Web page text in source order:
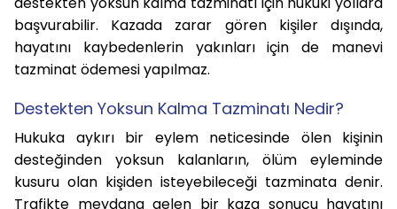
başvurabilir. Kazada zarar gören kişiler dışında,
hayatını kaybedenlerin yakınları için de manevi
tazminat ödemesi yapılmaz.
Destekten Yoksun Kalma Tazminatı Nedir?
Hukuka aykırı bir eylem neticesinde ölen kişinin
desteğinden yoksun kalanların, ölüm eyleminde
kusuru olan kişiden isteyebileceği tazminata denir.
Trafikte meydana gelen bir kaza sonucu hayatını